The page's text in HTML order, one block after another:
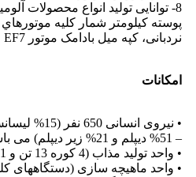
8- توانایی تولید انواع محصولات
پوسته کیلومتر شمار كليه
نردبانی، کپه میل بادامک موتور EF7 و … .
امکانات
– 51% دیپلم و 21% زیر دیپلم) می باشد.
• واحد تولید مذاب (4 کوره 13 تن و 1 کوره 3 تن)
• واحد ماهیچه سازی (دستگاههای